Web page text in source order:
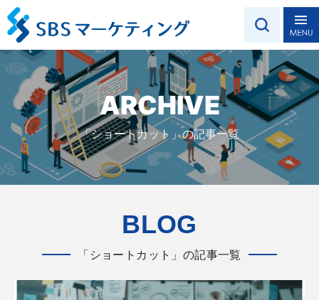
ARCHIVE
「ショートカット」の記事一覧
BLOG
「ショートカット」の記事一覧